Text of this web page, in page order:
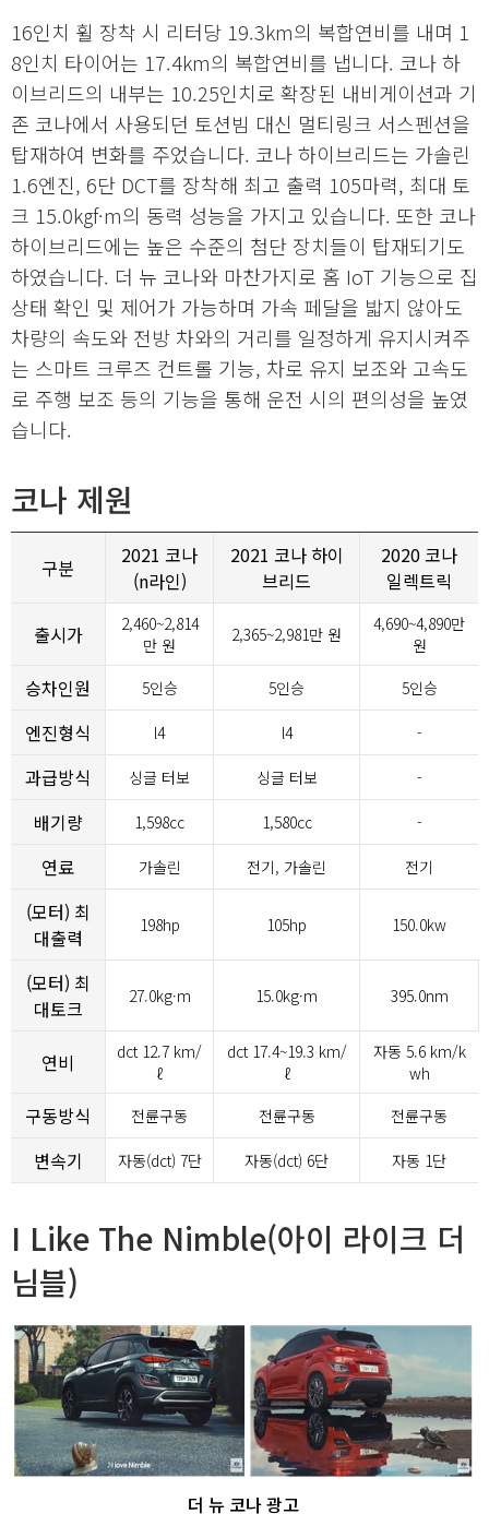
16인치 휠 장착 시 리터당 19.3km의 복합연비를 내며 1
8인치 타이어는 17.4km의 복합연비를 냅니다. 코나 하
이브리드의 내부는 10.25인치로 확장된 내비게이션과 기
존 코나에서 사용되던 토션빔 대신 멀티링크 서스펜션을
탑재하여 변화를 주었습니다. 코나 하이브리드는 가솔린
1.6엔진, 6단 DCT를 장착해 최고 출력 105마력, 최대 토
크 15.0kgf·m의 동력 성능을 가지고 있습니다. 또한 코나
하이브리드에는 높은 수준의 첨단 장치들이 탑재되기도
하였습니다. 더 뉴 코나와 마찬가지로 홈 IoT 기능으로 집
상태 확인 및 제어가 가능하며 가속 페달을 밟지 않아도
차량의 속도와 전방 차와의 거리를 일정하게 유지시켜주
는 스마트 크루즈 컨트롤 기능, 차로 유지 보조와 고속도
로 주행 보조 등의 기능을 통해 운전 시의 편의성을 높였
습니다.
코나 제원
구분
2021 코나
(n라인)
2021 코나 하이
브리드
2020 코나
일렉트릭
출시가
2,460~2,814
만 원
2,365~2,981만 원
4,690~4,890만
원
승차인원 5인승 5인승 5인승
엔진형식 l4 l4 -
과급방식 싱글 터보 싱글 터보 -
배기량 1,598cc 1,580cc -
연료 가솔린 전기, 가솔린 전기
(모터) 최
대출력
198hp 105hp 150.0kw
(모터) 최
대토크
27.0kg·m 15.0kg·m 395.0nm
연비
dct 12.7 km/
ℓ
dct 17.4~19.3 km/
ℓ
자동 5.6 km/k
wh
구동방식 전륜구동 전륜구동 전륜구동
변속기 자동(dct) 7단 자동(dct) 6단 자동 1단
I Like The Nimble(아이 라이크 더
님블)
더 뉴 코나 광고